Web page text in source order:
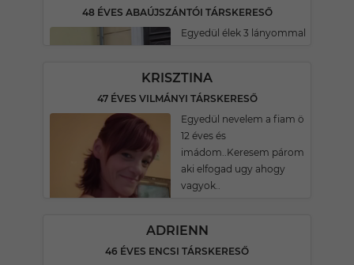
48 ÉVES ABAÚJSZÁNTÓI TÁRSKERESŐ
Egyedül élek 3 lányommal
KRISZTINA
47 ÉVES VILMÁNYI TÁRSKERESŐ
Egyedül nevelem a fiam ö
12 éves és
imádom..Keresem párom
aki elfogad ugy ahogy
vagyok..
ADRIENN
46 ÉVES ENCSI TÁRSKERESŐ